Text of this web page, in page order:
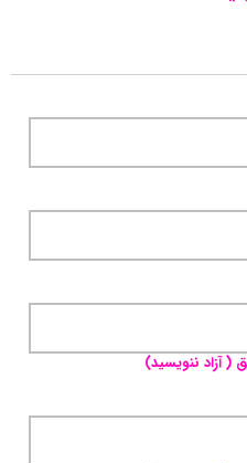
آزاد ننویسید)